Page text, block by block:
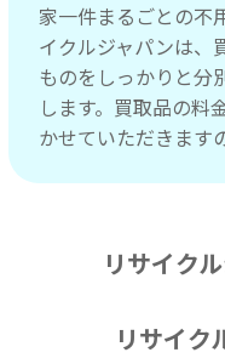
家一件まるごとの不
イクルジャパンは、
ものをしっかりと分
します。買取品の料
かせていただきます
リサイク
リサイク